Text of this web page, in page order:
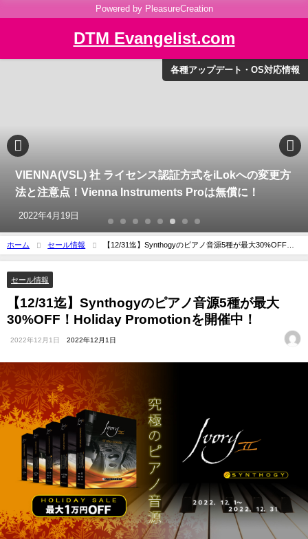
Powered by PleasureCreation
DTM Evangelist.com
各種アップデート・OS対応情報
VIENNA(VSL) 社 ライセンス認証方式をiLokへの変更方
法と注意点！Vienna Instruments Proは無償に！
2022年4月19日
ホーム セール情報
【12/31迄】Synthogyのピアノ音源5種が最大30%OFF！
Holiday Promotionを開催中！
セール情報
【12/31迄】Synthogyのピアノ音源5種が最大
30%OFF！Holiday Promotionを開催中！
2022年12月1日 2022年12月1日